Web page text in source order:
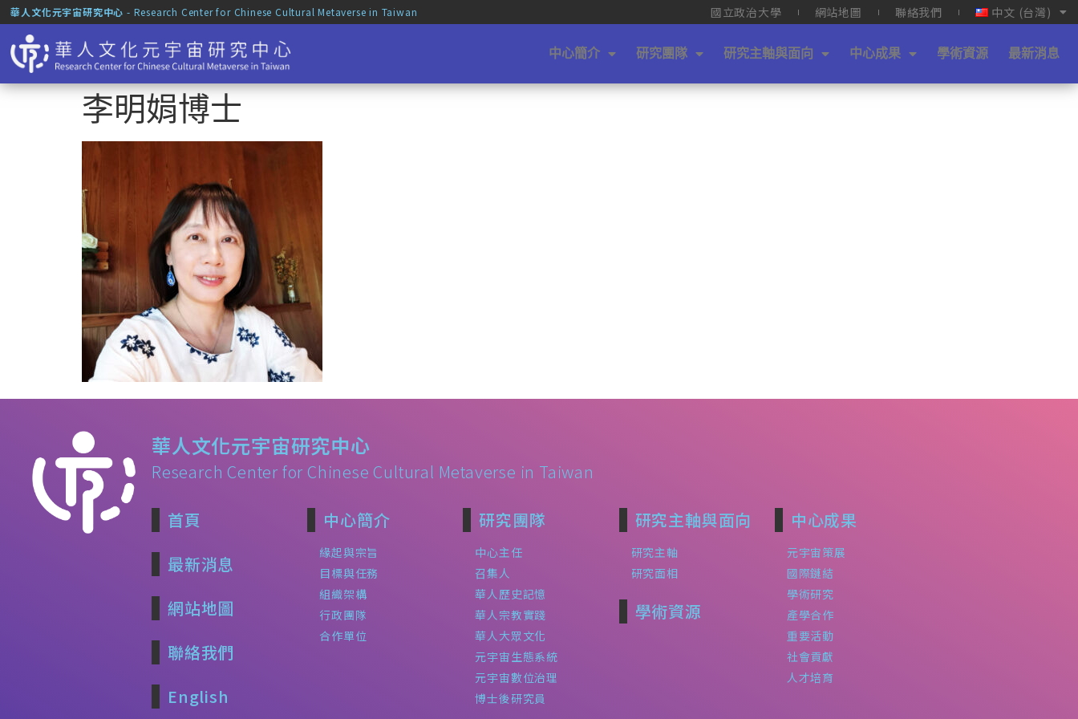
華人文化元宇宙研究中心 - Research Center for Chinese Cultural Metaverse in Taiwan 國立政治大學 網站地圖 聯絡我們 中文 (台灣)
中心簡介 研究團隊 研究主軸與面向 中心成果 學術資源 最新消息
李明娟博士
華人文化元宇宙研究中心
Research Center for Chinese Cultural Metaverse in Taiwan
首頁
最新消息
網站地圖
聯絡我們
English
中心簡介
緣起與宗旨
目標與任務
組織架構
行政團隊
合作單位
研究團隊
中心主任
召集人
華人歷史記憶
華人宗教實踐
華人大眾文化
元宇宙生態系統
元宇宙數位治理
博士後研究員
研究主軸與面向
研究主軸
研究面相
學術資源
中心成果
元宇宙策展
國際鏈結
學術研究
產學合作
重要活動
社會貢獻
人才培育